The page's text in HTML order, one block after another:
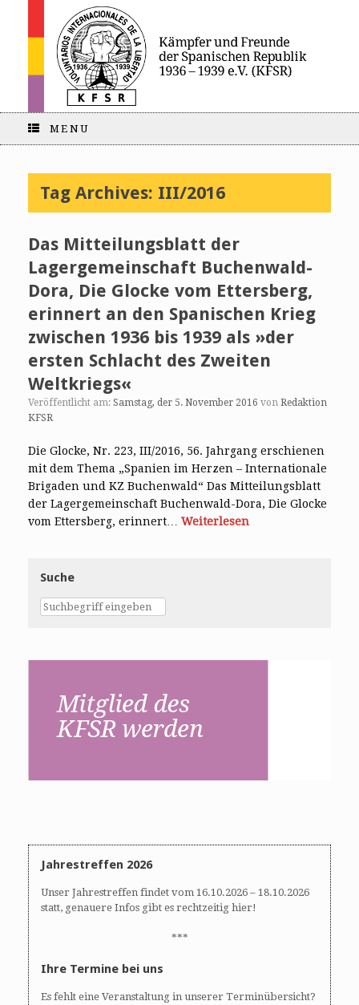
MENU
Tag Archives: III/2016
Das Mitteilungsblatt der
Lagergemeinschaft Buchenwald-
Dora, Die Glocke vom Ettersberg,
erinnert an den Spanischen Krieg
zwischen 1936 bis 1939 als »der
ersten Schlacht des Zweiten
Weltkriegs«
Veröffentlicht am: Samstag, der 5. November 2016 von Redaktion
KFSR
Die Glocke, Nr. 223, III/2016, 56. Jahrgang erschienen
mit dem Thema „Spanien im Herzen – Internationale
Brigaden und KZ Buchenwald“ Das Mitteilungsblatt
der Lagergemeinschaft Buchenwald-Dora, Die Glocke
vom Ettersberg, erinnert… Weiterlesen
Suche
Jahrestreffen 2026
Unser Jahrestreffen findet vom 16.10.2026 – 18.10.2026
statt, genauere Infos gibt es rechtzeitig hier!
***
Ihre Termine bei uns
Es fehlt eine Veranstaltung in unserer Terminübersicht?